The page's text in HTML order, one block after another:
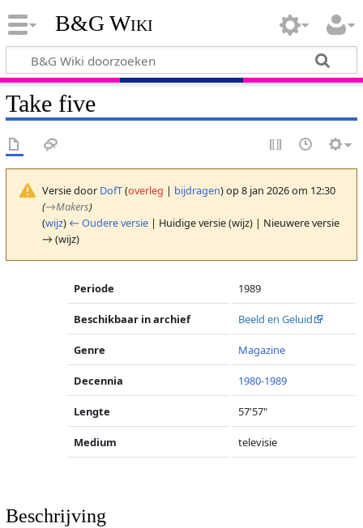
B&G Wiki
Take five
Versie door DofT(overleg | bijdragen)op 8 jan 2026 om 12:30
(→Makers)
(wijz) ← Oudere versie| Huidige versie (wijz) | Nieuwere versie
→ (wijz)
Periode 1989
Beschikbaar in archief Beeld en Geluid
Genre Magazine
Decennia 1980-1989
Lengte 57'57"
Medium televisie
Beschrijving